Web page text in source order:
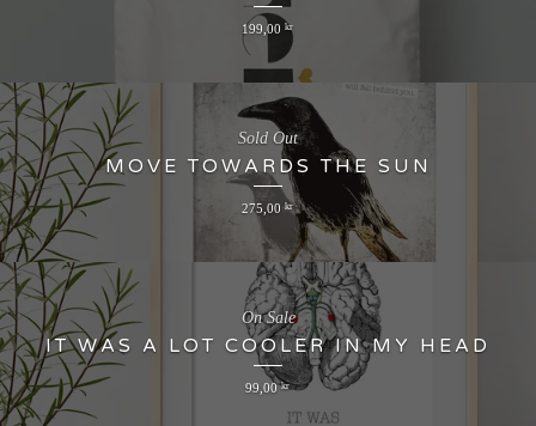
199,00 kr
MOVE TOWARDS THE SUN
275,00kr
Sold Out
IT WAS A LOT COOLER IN MY HEAD
99,00kr
On Sale